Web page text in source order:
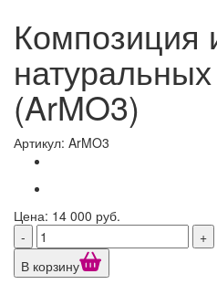
Композиция
(ArMO3)
Артикул: ArMO3
Цена: 14 000 руб.
-
+
В корзину